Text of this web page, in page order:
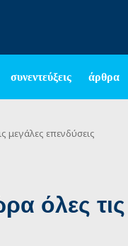
συνεντεύξεις άρθρα
μεγάλες επενδύσεις
όλες